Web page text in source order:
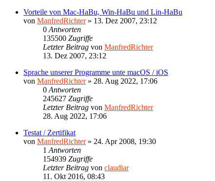
Vorteile von Mac-HaBu, Win-HaBu und Lin-HaBu
von ManfredRichter» 13. Dez 2007, 23:12
0 Antworten
135500 Zugriffe
Letzter Beitrag von ManfredRichter
13. Dez 2007, 23:12
Sprache unserer Programme unte macOS / iOS
von ManfredRichter» 28. Aug 2022, 17:06
0 Antworten
245627 Zugriffe
Letzter Beitrag von ManfredRichter
28. Aug 2022, 17:06
Testat / Zertifikat
von ManfredRichter» 24. Apr 2008, 19:30
1 Antworten
154939 Zugriffe
Letzter Beitrag von claudiar
11. Okt 2016, 08:43